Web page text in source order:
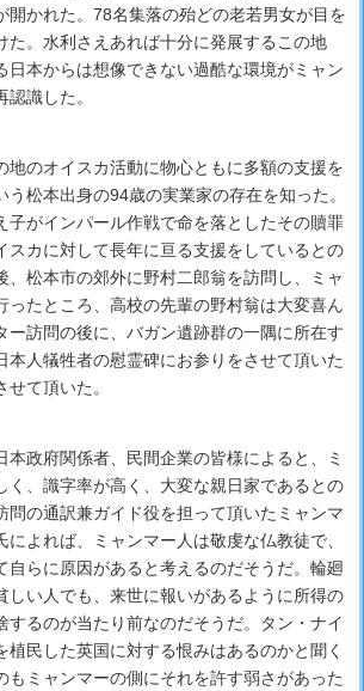
開かれた。78名集落の殆どの老若男女が目を
た。水利さえあれば十分に発展するこの地
日本からは想像できない過酷な環境がミャン
識した。
のオイスカ活動に物心ともに多額の支援を
う松本出身の94歳の実業家の存在を知った。
子がインパール作戦で命を落としたその贖罪
スカに対して長年に亘る支援をしているとの
、松本市の郊外に野村二郎翁を訪問し、ミャ
ったところ、高校の先輩の野村翁は大変喜ん
ー訪問の後に、バガン遺跡群の一隅に所在す
本人犠牲者の慰霊碑にお参りをさせて頂いた
て頂いた。
政府関係者、民間企業の皆様によると、ミ
く、識字率が高く、大変な親日家であるとの
問の通訳兼ガイド役を担って頂いたミャンマ
によれば、ミャンマー人は敬虔な仏教徒で、
自らに原因があると考えるのだそうだ。輪廻
しい人でも、来世に報いがあるように所得の
するのが当たり前なのだそうだ。タン・ナイ
植民した英国に対する恨みはあるのかと聞く
もミャンマーの側にそれを許す弱さがあった